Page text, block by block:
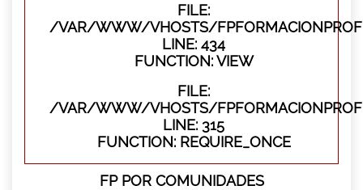
FILE:
/VAR/WWW/VHOSTS/
LINE: 434
FUNCTION: VIEW
FILE:
/VAR/WWW/VHOSTS/
LINE: 315
FUNCTION: REQUIRE_ONCE
FP POR COMUNIDADES